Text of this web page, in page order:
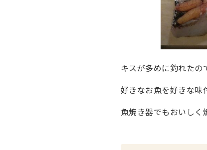
キスが多めに釣れたの
好きなお魚を好きな味
魚焼き器でもおいしく